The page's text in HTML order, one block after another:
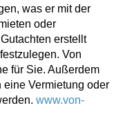
was er mit der
oder
erstellt
Von
für Sie. Außerdem
eine Vermietung oder
www.von-